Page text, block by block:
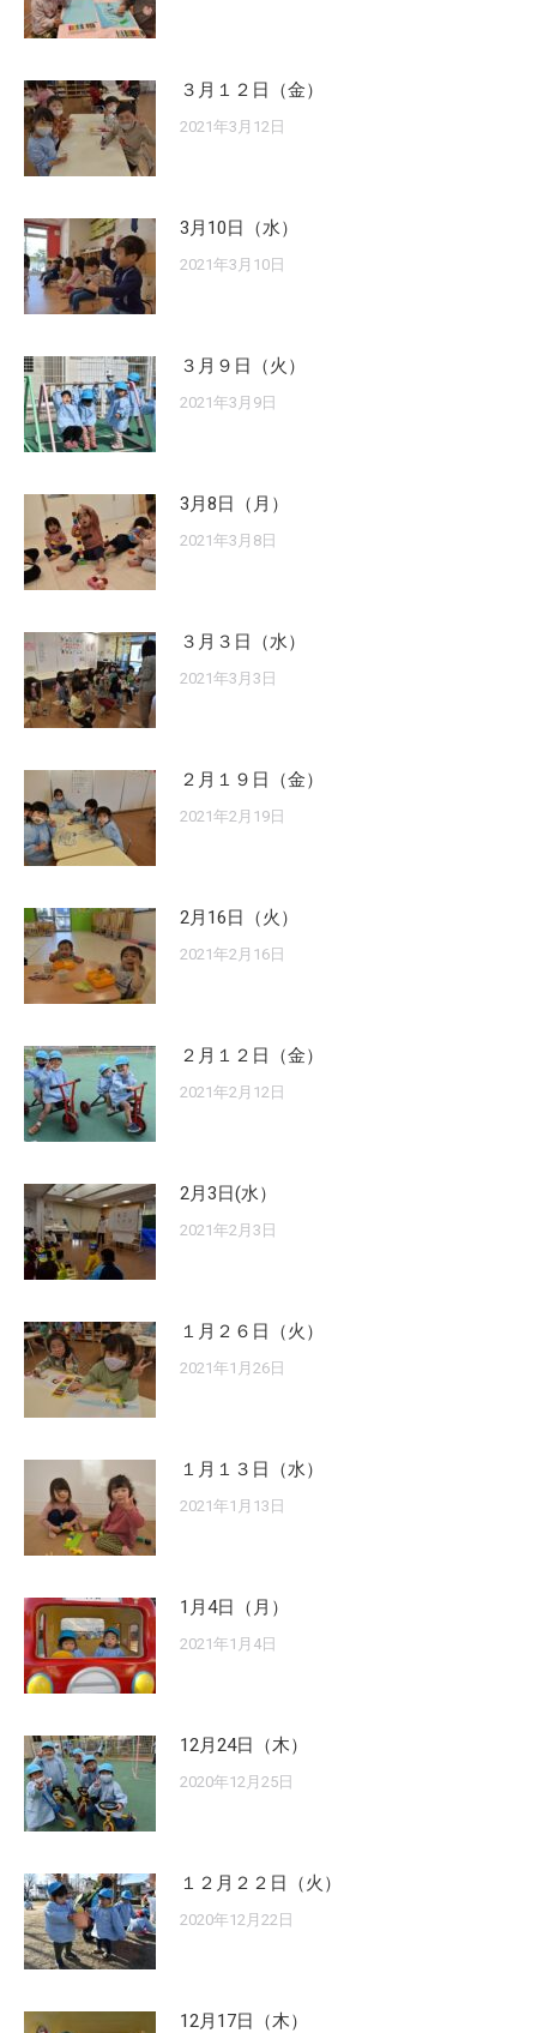
３月１２日（金）
2021年3月12日
3月10日（水）
2021年3月10日
３月９日（火）
2021年3月9日
3月8日（月）
2021年3月8日
３月３日（水）
2021年3月3日
２月１９日（金）
2021年2月19日
2月16日（火）
2021年2月16日
２月１２日（金）
2021年2月12日
2月3日(水）
2021年2月3日
１月２６日（火）
2021年1月26日
１月１３日（水）
2021年1月13日
1月4日（月）
2021年1月4日
12月24日（木）
2020年12月25日
１２月２２日（火）
2020年12月22日
12月17日（木）